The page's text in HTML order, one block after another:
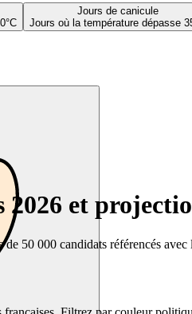
Jours de canicule
Jours où la température dépasse
et
50 000 candidats référencés